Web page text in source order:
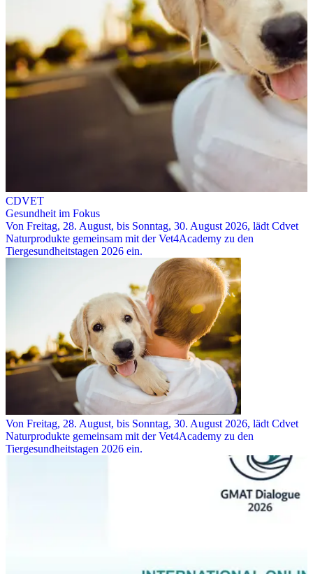
CDVET
Gesundheit im Fokus
Von Freitag, 28. August, bis Sonntag, 30. August 2026, lädt Cdvet
Naturprodukte gemeinsam mit der Vet4Academy zu den
Tiergesundheitstagen 2026 ein.
Von Freitag, 28. August, bis Sonntag, 30. August 2026, lädt Cdvet
Naturprodukte gemeinsam mit der Vet4Academy zu den
Tiergesundheitstagen 2026 ein.